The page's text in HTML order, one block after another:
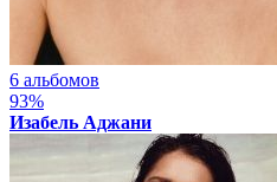
6 альбомов
93%
Изабель Аджани